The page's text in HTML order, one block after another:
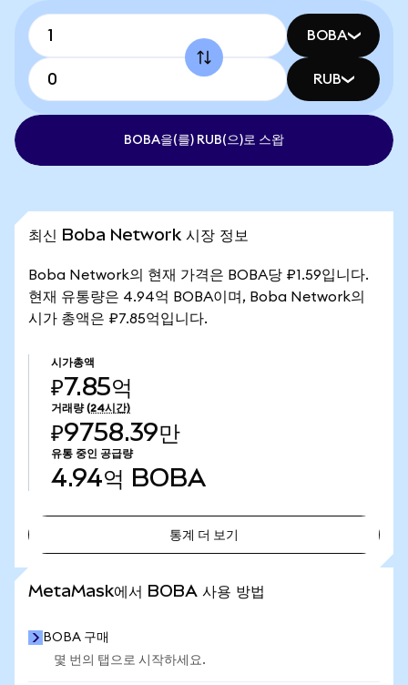
BOBA
RUB
BOBA을(를) RUB(으)로 스왑
최신 Boba Network 시장 정보
Boba Network의 현재 가격은 BOBA당 ₽1.59입니다.
현재 유통량은 4.94억 BOBA이며, Boba Network의
시가 총액은 ₽7.85억입니다.
시가총액
₽7.85억
거래량 (24시간)
₽9758.39만
유통 중인 공급량
4.94억 BOBA
통계 더 보기
MetaMask에서 BOBA 사용 방법
BOBA 구매
몇 번의 탭으로 시작하세요.